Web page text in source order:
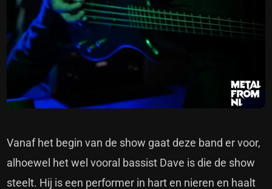
Vanaf het begin van de show gaat deze band er voor,
alhoewel het wel vooral bassist Dave is die de show
steelt. Hij is een performer in hart en nieren en haalt